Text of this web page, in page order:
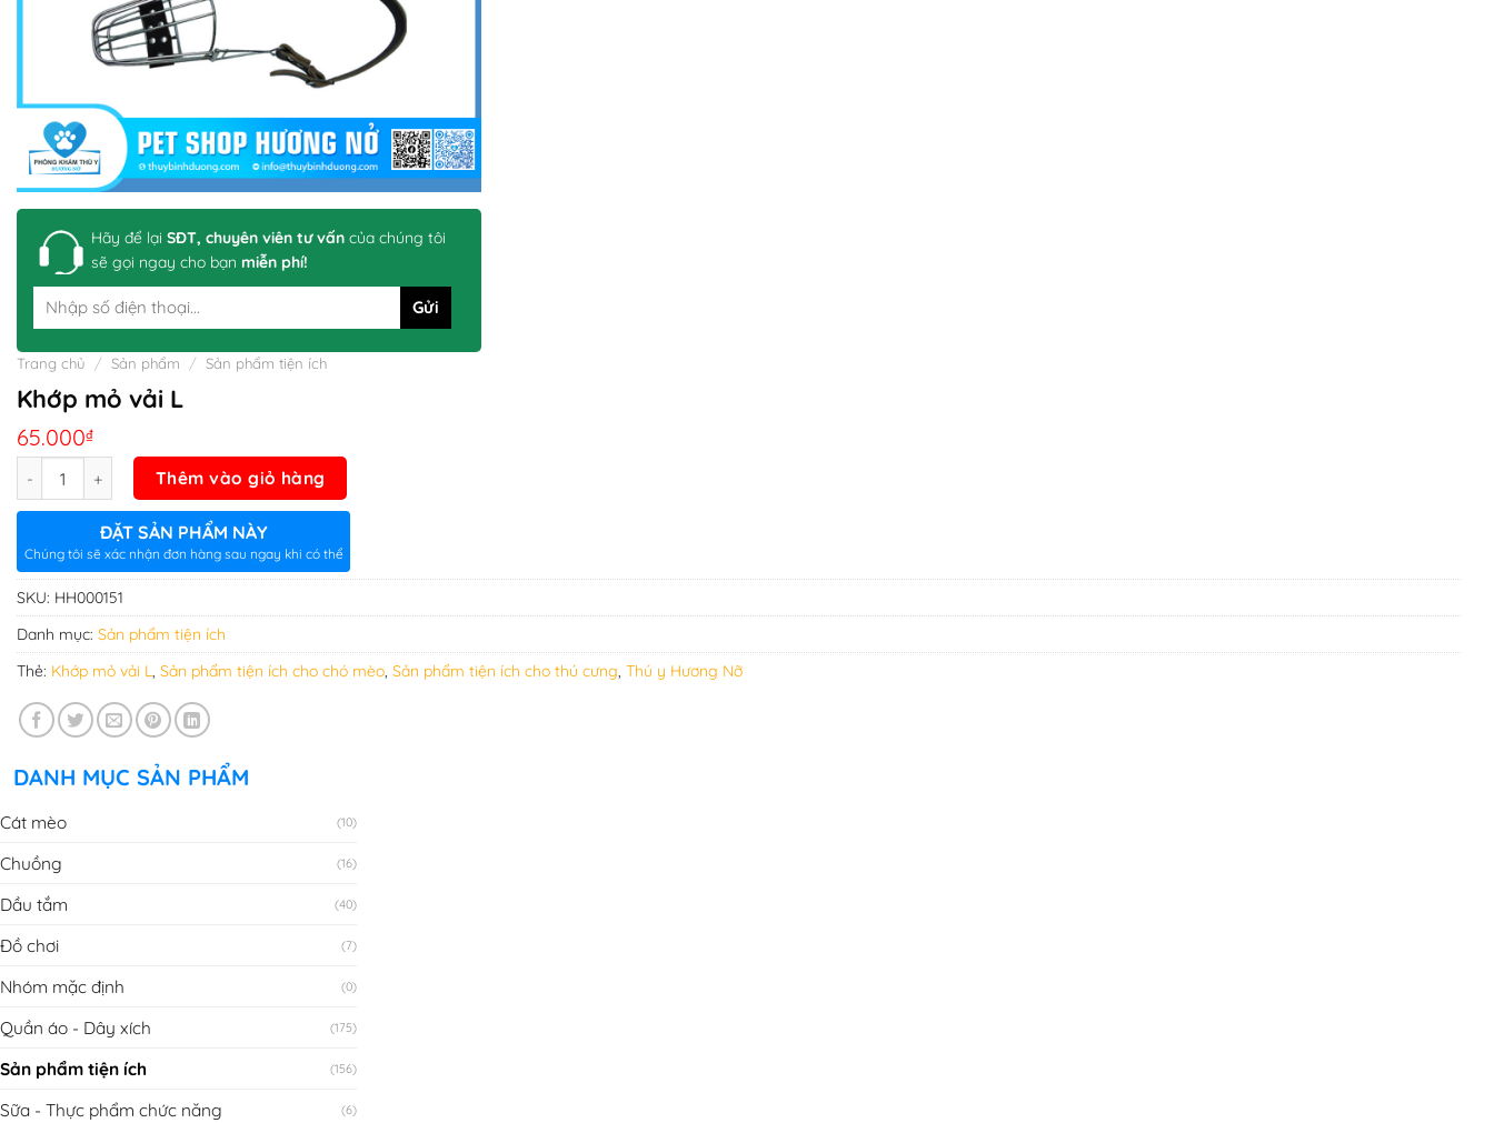
Hãy để lại SĐT, chuyên viên tư vấn của chúng tôi
sẽ gọi ngay cho bạn miễn phí!
Trang chủ / Sản phẩm / Sản phẩm tiện ích
Khớp mỏ vải L
65.000₫
Thêm vào giỏ hàng
ĐẶT SẢN PHẨM NÀY
Chúng tôi sẽ xác nhận đơn hàng sau ngay khi có thể
SKU: HH000151
Danh mục: Sản phẩm tiện ích
Thẻ: Khớp mỏ vải L, Sản phẩm tiện ích cho chó mèo, Sản phẩm tiện ích cho thú cưng, Thú y Hương Nỡ
DANH MỤC SẢN PHẨM
Cát mèo (10)
Chuồng (16)
Dầu tắm (40)
Đồ chơi (7)
Nhóm mặc định (0)
Quần áo - Dây xích (175)
Sản phẩm tiện ích (156)
Sữa - Thực phẩm chức năng (6)